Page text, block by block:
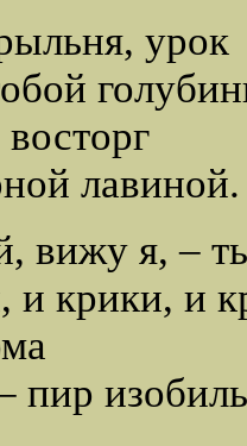
урок
лавиной.
вижу я, –
крики, и
пир